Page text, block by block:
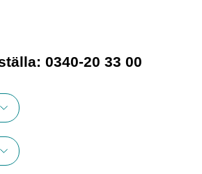
uppladdningsbart
timmar
0340-20 33 00